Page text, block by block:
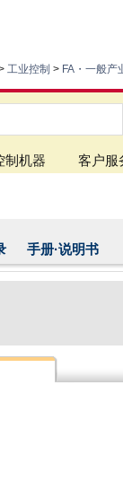
工业控制 > FA・一般产
制机器 客户服
手册·说明书